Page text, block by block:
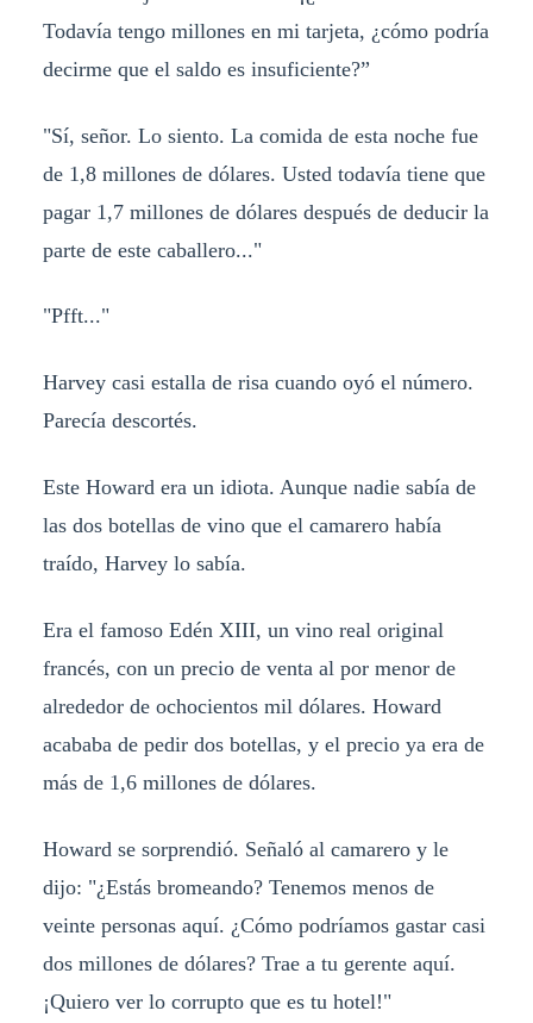
Todavía tengo millones en mi tarjeta, ¿cómo podría
decirme que el saldo es insuficiente?”
"Sí, señor. Lo siento. La comida de esta noche fue
de 1,8 millones de dólares. Usted todavía tiene que
pagar 1,7 millones de dólares después de deducir la
parte de este caballero..."
"Pfft..."
Harvey casi estalla de risa cuando oyó el número.
Parecía descortés.
Este Howard era un idiota. Aunque nadie sabía de
las dos botellas de vino que el camarero había
traído, Harvey lo sabía.
Era el famoso Edén XIII, un vino real original
francés, con un precio de venta al por menor de
alrededor de ochocientos mil dólares. Howard
acababa de pedir dos botellas, y el precio ya era de
más de 1,6 millones de dólares.
Howard se sorprendió. Señaló al camarero y le
dijo: "¿Estás bromeando? Tenemos menos de
veinte personas aquí. ¿Cómo podríamos gastar casi
dos millones de dólares? Trae a tu gerente aquí.
¡Quiero ver lo corrupto que es tu hotel!"